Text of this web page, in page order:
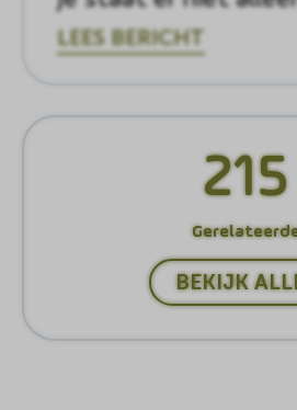
LEES BERICHT
215
BEKIJK